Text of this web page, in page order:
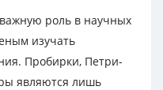
роль в научных
изучать
Пробирки, Петри-
являются лишь